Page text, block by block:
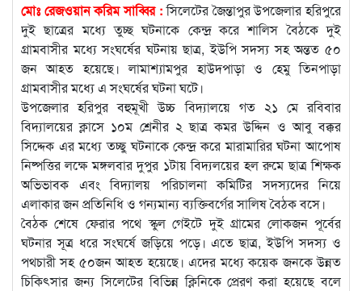
মোঃ রেজওয়ান করিম সাব্বির :সিলেটের জৈন্তাপুর উপজেলার হরিপুরে
দুই ছাত্রের মধ্যে তুচ্ছ ঘটনাকে কেন্দ্র করে শালিস বৈঠকে দুই
গ্রামবাসীর মধ্যে সংঘর্ষের ঘটনায় ছাত্র, ইউপি সদস্য সহ অন্তত ৫০
জন আহত হয়েছে। লামাশ্যামপুর হাউদপাড়া ও হেমু তিনপাড়া
গ্রামবাসীর মধ্যে এ সংঘর্ষের ঘটনা ঘটে।
উপজেলার হরিপুর বহুমূখী উচ্চ বিদ্যালয়ে গত ২১ মে রবিবার
বিদ্যালয়ের ক্লাসে ১০ম শ্রেনীর ২ ছাত্র কমর উদ্দিন ও আবু বক্কর
সিদ্দেক এর মধ্যে ত্চ্ছু ঘটনাকে কেন্দ্র করে মারামারির ঘটনা আপোষ
নিষ্পত্তির লক্ষে মঙ্গলবার দুপুর ১টায় বিদ্যলয়ের হল রুমে ছাত্র শিক্ষক
অভিভাবক এবং বিদ্যালয় পরিচালনা কমিটির সদস্যদের নিয়ে
এলাকার জন প্রতিনিধি ও গন্যমান্য ব্যক্তিবর্গের সালিষ বৈঠক বসে।
বৈঠক শেষে ফেরার পথে স্কুল গেইটে দুই গ্রামের লোকজন পূর্বের
ঘটনার সূত্র ধরে সংঘর্ষে জড়িয়ে পড়ে। এতে ছাত্র, ইউপি সদস্য ও
পথচারী সহ ৫০জন আহত হয়েছে। এদের মধ্যে কয়েক জনকে উন্নত
চিকিৎসার জন্য সিলেটের বিভিন্ন ক্লিনিকে প্রেরণ করা হয়েছে বলে